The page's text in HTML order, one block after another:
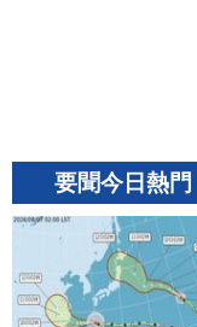
要聞今日熱門